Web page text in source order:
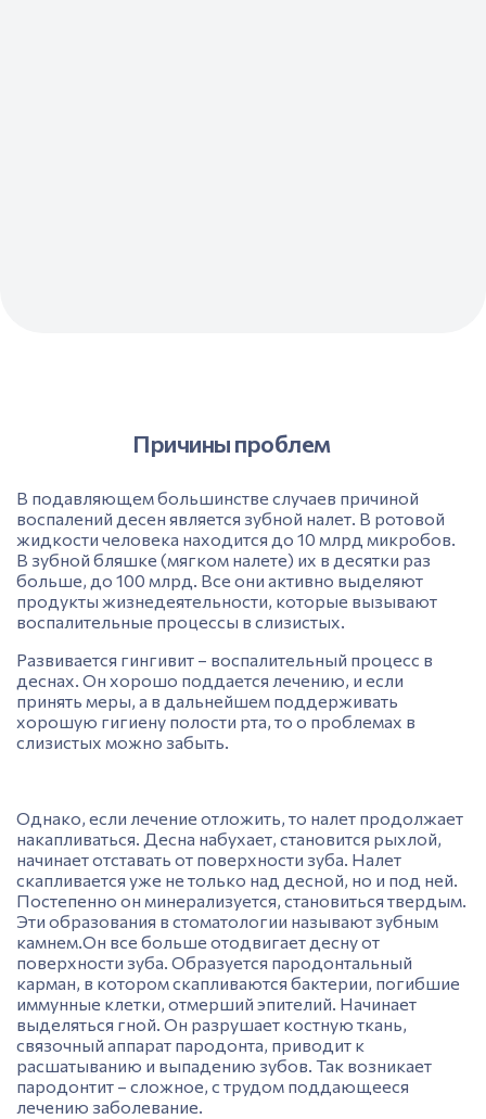
Причины проблем
В подавляющем большинстве случаев причиной
воспалений десен является зубной налет. В ротовой
жидкости человека находится до 10 млрд микробов.
В зубной бляшке (мягком налете) их в десятки раз
больше, до 100 млрд. Все они активно выделяют
продукты жизнедеятельности, которые вызывают
воспалительные процессы в слизистых.
Развивается гингивит – воспалительный процесс в
деснах. Он хорошо поддается лечению, и если
принять меры, а в дальнейшем поддерживать
хорошую гигиену полости рта, то о проблемах в
слизистых можно забыть.
Однако, если лечение отложить, то налет продолжает
накапливаться. Десна набухает, становится рыхлой,
начинает отставать от поверхности зуба. Налет
скапливается уже не только над десной, но и под ней.
Постепенно он минерализуется, становиться твердым.
Эти образования в стоматологии называют зубным
камнем.Он все больше отодвигает десну от
поверхности зуба. Образуется пародонтальный
карман, в котором скапливаются бактерии, погибшие
иммунные клетки, отмерший эпителий. Начинает
выделяться гной. Он разрушает костную ткань,
связочный аппарат пародонта, приводит к
расшатыванию и выпадению зубов. Так возникает
пародонтит – сложное, с трудом поддающееся
лечению заболевание.